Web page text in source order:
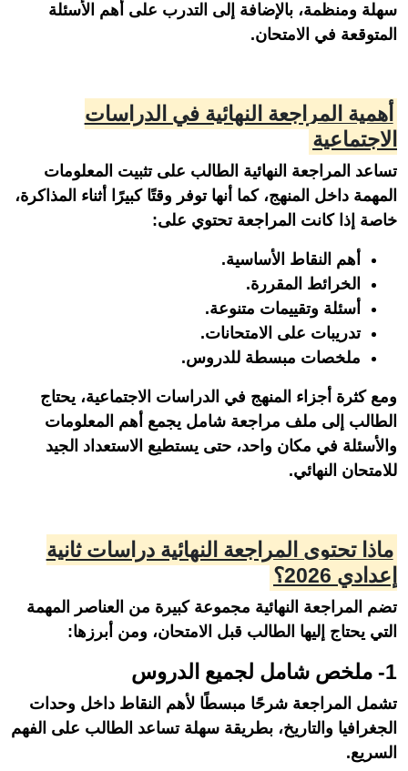
سهلة ومنظمة، بالإضافة إلى التدرب على أهم الأسئلة
المتوقعة في الامتحان.
أهمية المراجعة النهائية في الدراسات
الاجتماعية
تساعد المراجعة النهائية الطالب على تثبيت المعلومات
المهمة داخل المنهج، كما أنها توفر وقتًا كبيرًا أثناء المذاكرة،
خاصة إذا كانت المراجعة تحتوي على:
أهم النقاط الأساسية.
الخرائط المقررة.
أسئلة وتقييمات متنوعة.
تدريبات على الامتحانات.
ملخصات مبسطة للدروس.
ومع كثرة أجزاء المنهج في الدراسات الاجتماعية، يحتاج
الطالب إلى ملف مراجعة شامل يجمع أهم المعلومات
والأسئلة في مكان واحد، حتى يستطيع الاستعداد الجيد
للامتحان النهائي.
ماذا تحتوي المراجعة النهائية دراسات ثانية
إعدادي 2026؟
تضم المراجعة النهائية مجموعة كبيرة من العناصر المهمة
التي يحتاج إليها الطالب قبل الامتحان، ومن أبرزها:
1- ملخص شامل لجميع الدروس
تشمل المراجعة شرحًا مبسطًا لأهم النقاط داخل وحدات
الجغرافيا والتاريخ، بطريقة سهلة تساعد الطالب على الفهم
السريع.